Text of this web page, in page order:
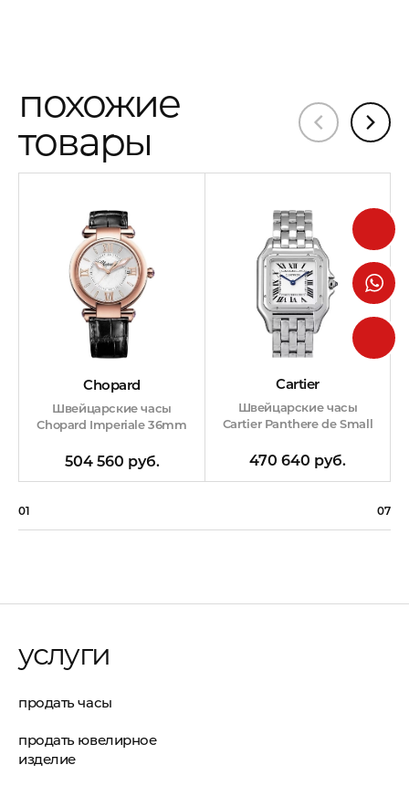
похожие
товары
Chopard
Швейцарские часы
Chopard Imperiale 36mm
504 560 руб.
Cartier
Швейцарские часы
Cartier Panthere de Small
470 640 руб.
01 07
услуги
продать часы
продать ювелирное
изделие